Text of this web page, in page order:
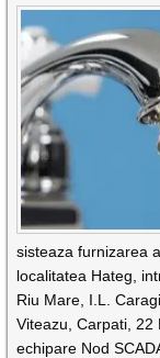
sisteaza furnizarea
localitatea Hateg,
Riu Mare, I.L.
Viteazu, Carpati, 22
echipare Nod